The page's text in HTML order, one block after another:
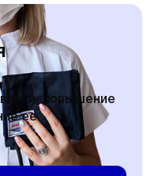
повышение
ее